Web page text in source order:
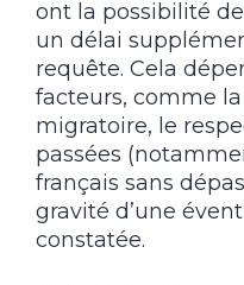
ont la possibilité
un délai
requête. Cela
facteurs, comme
migratoire, le
passées
français sans
gravité d’une
constatée.